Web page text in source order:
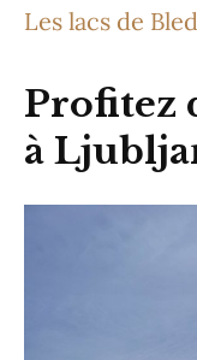
Les lacs de
Profitez
à